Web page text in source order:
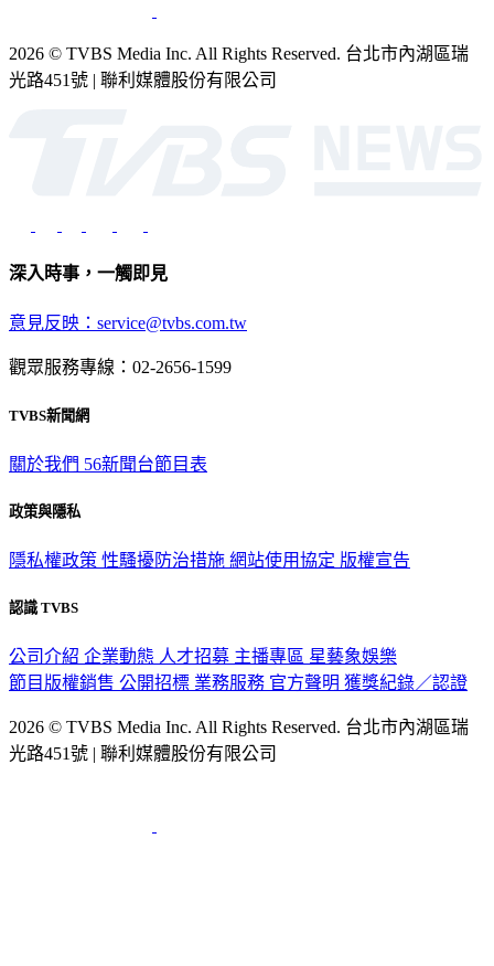
2026 © TVBS Media Inc. All Rights Reserved. 台北市內湖區瑞
光路451號 | 聯利媒體股份有限公司
深入時事，一觸即見
意見反映：service@tvbs.com.tw
觀眾服務專線：02-2656-1599
TVBS新聞網
關於我們 56新聞台節目表
政策與隱私
隱私權政策 性騷擾防治措施 網站使用協定 版權宣告
認識 TVBS
公司介紹 企業動態 人才招募 主播專區 星藝象娛樂
節目版權銷售 公開招標 業務服務 官方聲明 獲獎紀錄／認證
2026 © TVBS Media Inc. All Rights Reserved. 台北市內湖區瑞
光路451號 | 聯利媒體股份有限公司